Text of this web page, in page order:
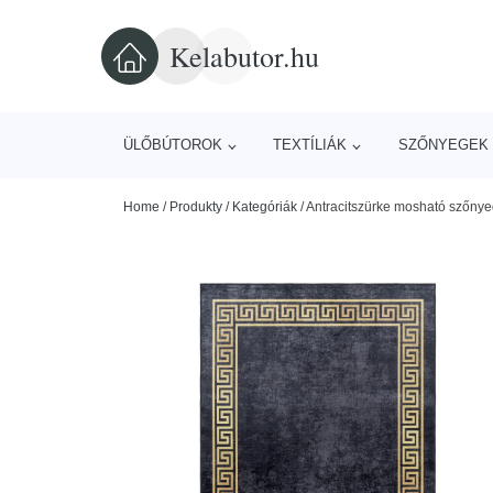
Kelabutor.hu
ÜLŐBÚTOROK TEXTÍLIÁK SZŐNYEGEK
Home / Produkty / Kategóriák /Antracitszürke mosható